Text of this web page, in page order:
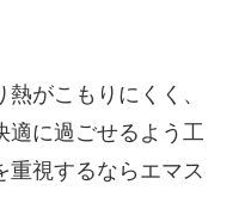
がこもりにくく、
適に過ごせるよう工
重視するならエマス